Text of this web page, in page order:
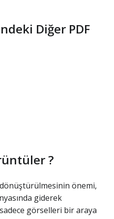
Diğer PDF
?
önemi,
giderek
görselleri bir araya